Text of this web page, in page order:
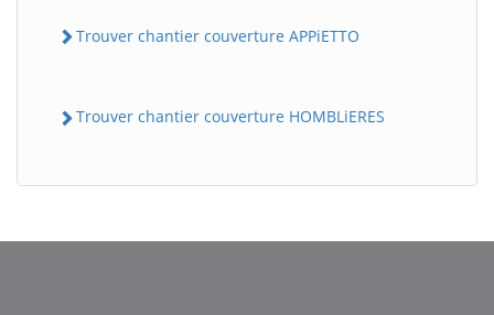
Trouver chantier couverture APPiETTO
Trouver chantier couverture HOMBLiERES
BatiWebPro